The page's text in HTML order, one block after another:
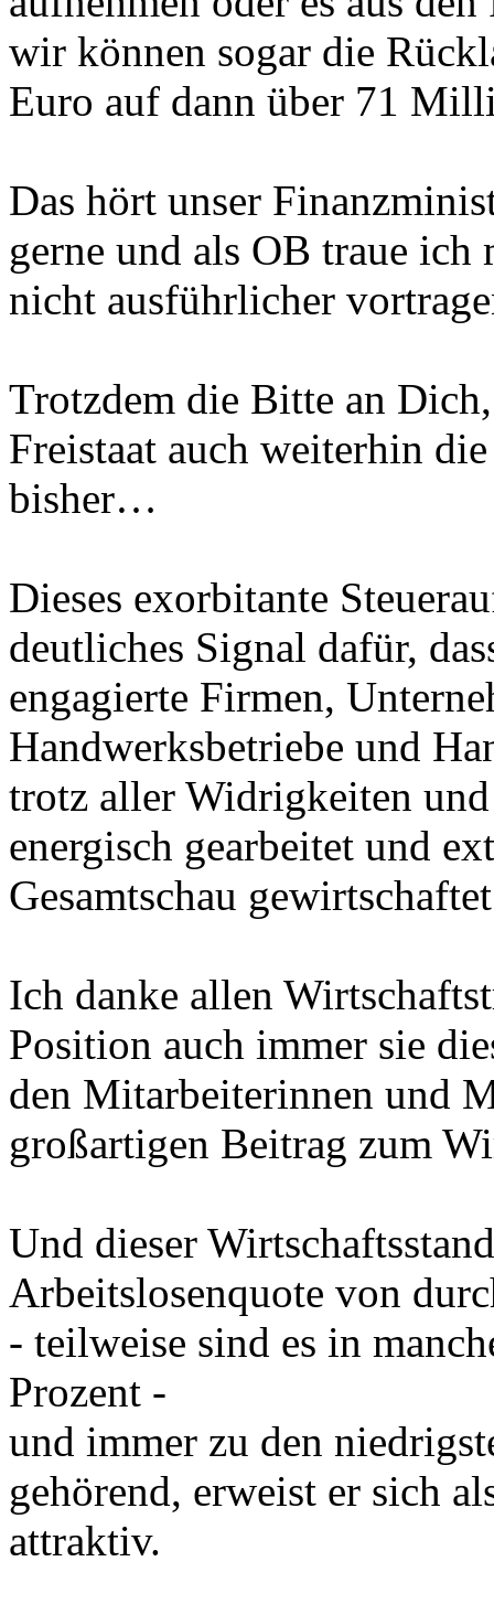
wir können sogar die
Euro auf dann über 71
Das hört unser
gerne und als OB traue ich
nicht ausführlicher
Trotzdem die Bitte an
Freistaat auch weiterhin
bisher…
Dieses exorbitante
deutliches Signal dafür,
engagierte Firmen,
Handwerksbetriebe und
trotz aller Widrigkeiten
energisch gearbeitet und
Gesamtschau
Ich danke allen
Position auch immer sie
den Mitarbeiterinnen und
großartigen Beitrag zum
Und dieser
Arbeitslosenquote von
- teilweise sind es in
Prozent -
und immer zu den
gehörend, erweist er sich
attraktiv.